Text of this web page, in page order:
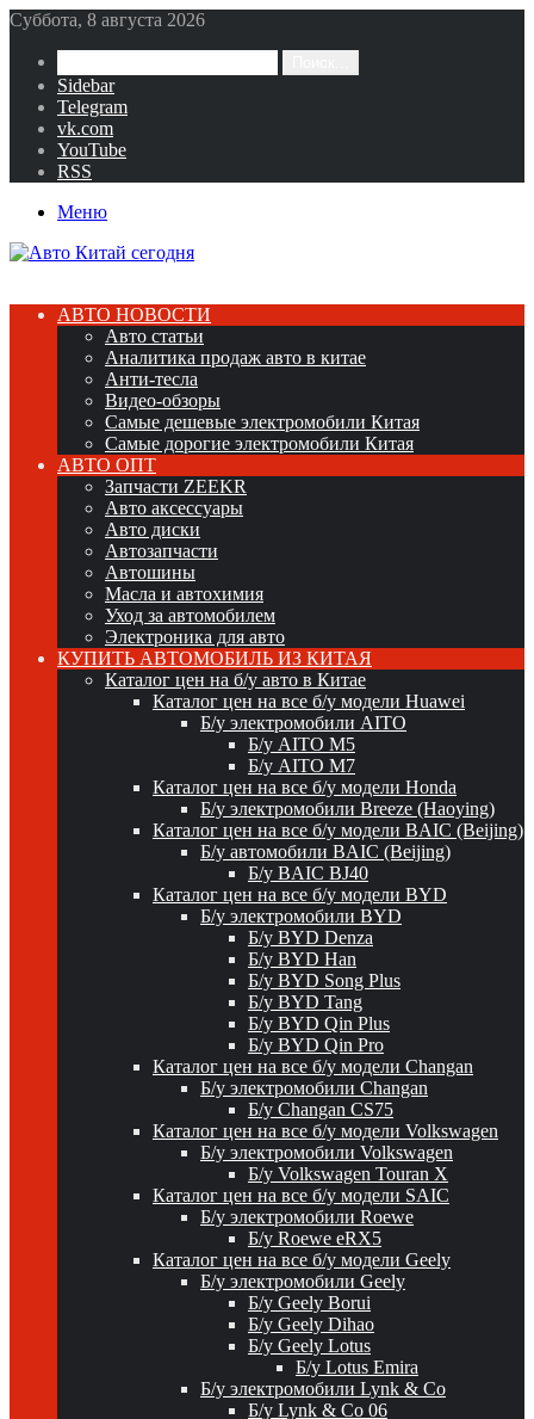
Суббота, 8 августа 2026
Sidebar
Telegram
vk.com
YouTube
RSS
Меню
АВТО НОВОСТИ
Авто статьи
Аналитика продаж авто в китае
Анти-тесла
Видео-обзоры
Самые дешевые электромобили Китая
Самые дорогие электромобили Китая
АВТО ОПТ
Запчасти ZEEKR
Авто аксессуары
Авто диски
Автозапчасти
Автошины
Масла и автохимия
Уход за автомобилем
Электроника для авто
КУПИТЬ АВТОМОБИЛЬ ИЗ КИТАЯ
Каталог цен на б/у авто в Китае
Каталог цен на все б/у модели Huawei
Б/у электромобили AITO
Б/у AITO M5
Б/у AITO M7
Каталог цен на все б/у модели Honda
Б/у электромобили Breeze (Haoying)
Каталог цен на все б/у модели BAIC (Beijing)
Б/у автомобили BAIC (Beijing)
Б/у BAIC BJ40
Каталог цен на все б/у модели BYD
Б/у электромобили BYD
Б/у BYD Denza
Б/у BYD Han
Б/у BYD Song Plus
Б/у BYD Tang
Б/у BYD Qin Plus
Б/у BYD Qin Pro
Каталог цен на все б/у модели Changan
Б/у электромобили Changan
Б/у Changan CS75
Каталог цен на все б/у модели Volkswagen
Б/у электромобили Volkswagen
Б/у Volkswagen Touran X
Каталог цен на все б/у модели SAIC
Б/у электромобили Roewe
Б/у Roewe eRX5
Каталог цен на все б/у модели Geely
Б/у электромобили Geely
Б/у Geely Borui
Б/у Geely Dihao
Б/у Geely Lotus
Б/у Lotus Emira
Б/у электромобили Lynk & Co
Б/у Lynk & Co 06